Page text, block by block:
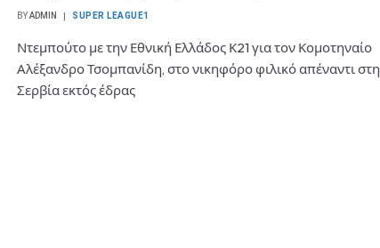
BYADMIN SUPER LEAGUE1
Ντεμπούτο με την Εθνική Ελλάδος Κ21 για τον Κομοτηναίο
Αλέξανδρο Τσομπανίδη, στο νικηφόρο φιλικό απέναντι στη
Σερβία εκτός έδρας